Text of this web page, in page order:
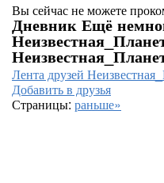
Вы сейчас не можете
Дневник Ещё
Лента друзей
Добавить в друзья
Страницы: раньше»